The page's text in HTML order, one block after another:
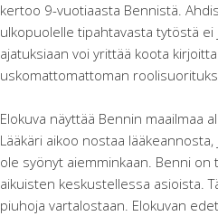
kertoo 9-vuotiaasta Bennistä.
ulkopuolelle tipahtavasta tytöstä
ajatuksiaan voi yrittää koota
uskomattomattoman
Elokuva näyttää Bennin maailmaa
Lääkäri aikoo nostaa
ole syönyt aiemminkaan. Benni
aikuisten keskustellessa asioista.
piuhoja vartalostaan. Elokuvan